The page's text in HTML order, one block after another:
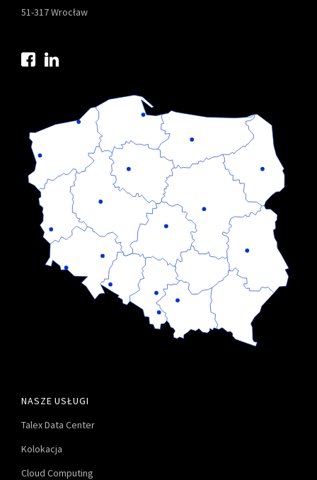
51-317 Wrocław
NASZE USŁUGI
Talex Data Center
Kolokacja
Cloud Computing